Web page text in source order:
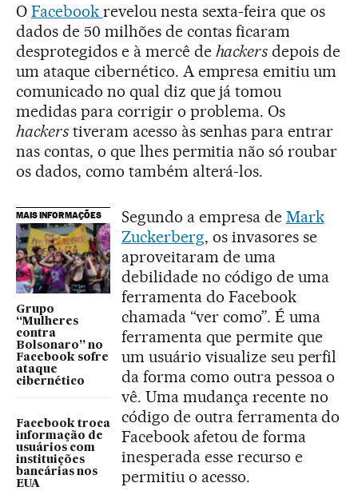
O Facebook revelou nesta sexta-feira que os
dados de 50 milhões de contas ficaram
desprotegidos e à mercê de hackers depois de
um ataque cibernético. A empresa emitiu um
comunicado no qual diz que já tomou
medidas para corrigir o problema. Os
hackerstiveram acesso às senhas para entrar
nas contas, o que lhes permitia não só roubar
os dados, como também alterá-los.
MAIS INFORMAÇÕES
Grupo
“Mulheres
contra
Bolsonaro” no
Facebook sofre
ataque
cibernético
Facebook troca
informação de
usuários com
instituições
bancárias nos
EUA
Segundo a empresa de Mark
Zuckerberg, os invasores se
aproveitaram de uma
debilidade no código de uma
ferramenta do Facebook
chamada “ver como”. É uma
ferramenta que permite que
um usuário visualize seu perfil
da forma como outra pessoa o
vê. Uma mudança recente no
código de outra ferramenta do
Facebook afetou de forma
inesperada esse recurso e
permitiu o acesso.